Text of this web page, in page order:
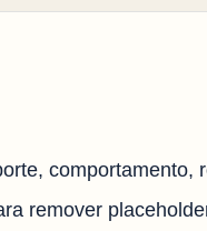
comportamento,
remover